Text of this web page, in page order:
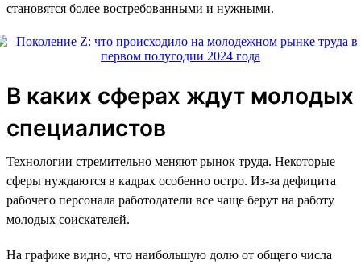
становятся более востребованными и нужными.
В каких сферах ждут молодых
специалистов
Технологии стремительно меняют рынок труда. Некоторые
сферы нуждаются в кадрах особенно остро. Из-за дефицита
рабочего персонала работодатели все чаще берут на работу
молодых соискателей.
На графике видно, что наибольшую долю от общего числа